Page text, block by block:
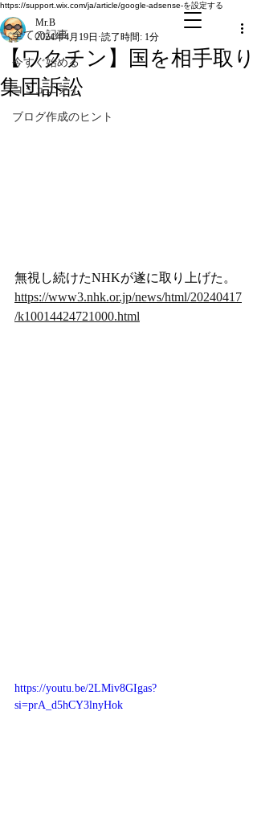
https://support.wix.com/ja/article/google-adsense-を設定する
全ての記事
今すぐ始める
コミュニティ
ブログ作成のヒント
【ワクチン】国を相手取り
集団訴訟
Mr.B
2024年4月19日 読了時間: 1分
無視し続けたNHKが遂に取り上げた。
https://www3.nhk.or.jp/news/html/20240417
/k10014424721000.html
https://youtu.be/2LMiv8GIgas?
si=prA_d5hCY3lnyHok